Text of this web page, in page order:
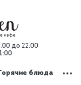
до 22:00
Горячие блюда